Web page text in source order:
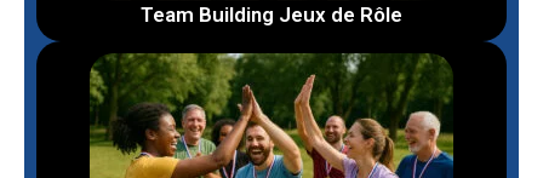
Team Building Jeux de Rôle